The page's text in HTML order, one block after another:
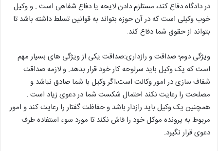
در دادگاه دفاع کند، مستلزم دادن لایحه یا دفاع شفاهی است . و وکیل
خوب وکیلی است که در آن حوزه بتواند به قوانین تسلط داشته باشد تا
بتواند از حقوق شما دفاع کند.
ویژگی دوم؛ صداقت و رازداری:صداقت یکی از ویژگی های بسیار مهم
است که یک وکیل باید سرلوحه کار خود قرار بدهد. و لازمه صداقت
شفاف سازی در امور وکالت است،اگر وکیل با شما صادق نباشد و
مصلحت را رعایت نکند احتمال شکست شما در دعوی زیاد است .
همچنین یک وکیل باید رازدار باشد و حفاظت گفتار را رعایت کند و امور
مربوط به پرونده موکل خود را فاش نکند تا مورد سوء استفاده طرف
دعوی قرار نگیرد.